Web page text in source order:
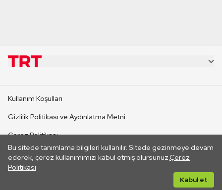
Bu sitede tanımlama bilgileri kullanılır. Sitede gezinmeye devam
ederek, çerez kullanımımızı kabul etmiş olursunuz.Çerez
Politikası
Kabul et
CANLI YAYINLAR
Kullanım Koşulları
Gizlilik Politikası ve Aydınlatma Metni
Çerez Politikası
İletişim
Her hakkı saklıdır. ©2026 TRT. Bağlantı yoluyla gidilen dış